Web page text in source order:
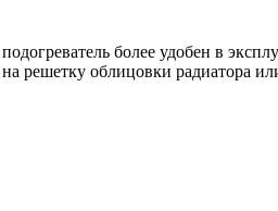
более удобен в
решетку облицовки радиатора